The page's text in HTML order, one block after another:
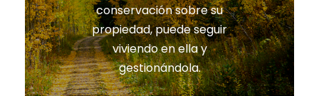
conservación sobre su
propiedad, puede seguir
viviendo en ella y
gestionándola.